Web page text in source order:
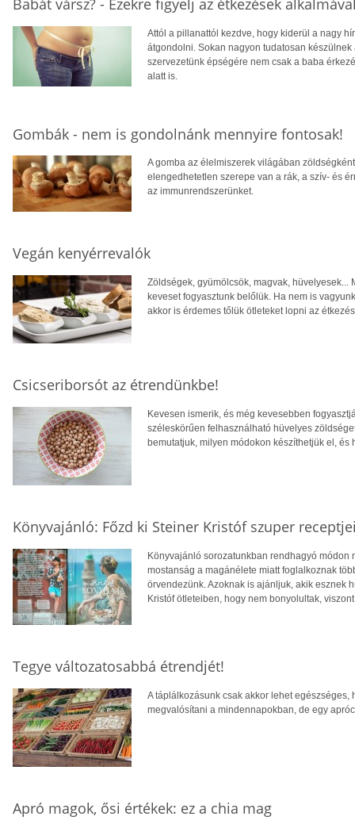
Attól a pillanattól kezdve, hogy kiderül a nagy
átgondolni. Sokan nagyon tudatosan
szervezetünk épségére nem csak a baba
alatt is.
Gombák - nem is gondolnánk mennyire fontosak!
A gomba az élelmiszerek világában
elengedhetetlen szerepe van a rák, a szív- és
az immunrendszerünket.
Vegán kenyérrevalók
Zöldségek, gyümölcsök, magvak,
keveset fogyasztunk belőlük. Ha nem is
akkor is érdemes tőlük ötleteket lopni az
Csicseriborsót az étrendünkbe!
Kevesen ismerik, és még kevesebben
széleskörűen felhasználható hüvelyes
bemutatjuk, milyen módokon készíthetjük el,
Könyvajánló: Főzd ki Steiner Kristóf szuper
Könyvajánló sorozatunkban rendhagyó módon
mostanság a magánélete miatt foglalkoznak
örvendezünk. Azoknak is ajánljuk, akik esznek
Kristóf ötleteiben, hogy nem bonyolultak,
Tegye változatosabbá étrendjét!
A táplálkozásunk csak akkor lehet
megvalósítani a mindennapokban, de egy
Apró magok, ősi értékek: ez a chia mag